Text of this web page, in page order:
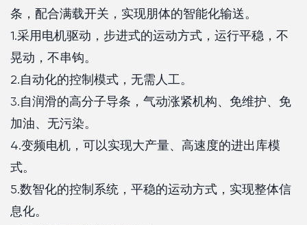
条，配合满载开关，实现朋体的智能化输送。
1.采用电机驱动，步进式的运动方式，运行平稳，不
晃动，不串钩。
2.自动化的控制模式，无需人工。
3.自润滑的高分子导条，气动涨紧机构、免维护、免
加油、无污染。
4.变频电机，可以实现大产量、高速度的进出库模
式。
5.数智化的控制系统，平稳的运动方式，实现整体信
息化。